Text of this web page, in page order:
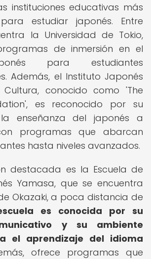
instituciones educativas más
estudiar japonés. Entre
la Universidad de Tokio,
de inmersión en el
para estudiantes
Además, el Instituto Japonés
conocido como 'The
es reconocido por su
enseñanza del japonés a
programas que abarcan
hasta niveles avanzados.
destacada es la Escuela de
Yamasa, que se encuentra
Okazaki, a poca distancia de
es conocida por su
y su ambiente
el aprendizaje del idioma
ofrece programas que